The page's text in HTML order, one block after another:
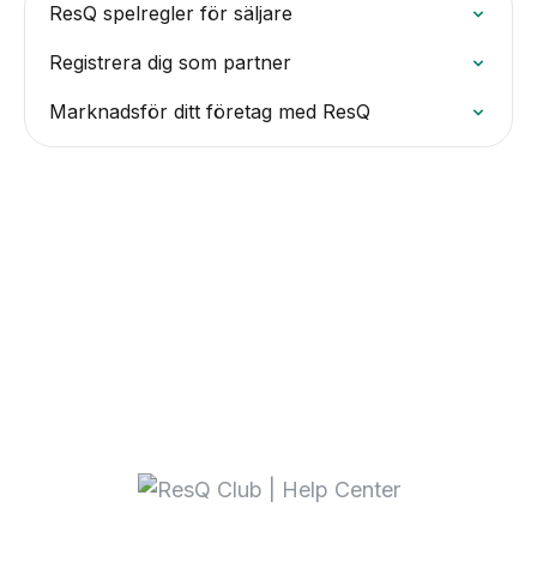
ResQ spelregler för säljare
Registrera dig som partner
Marknadsför ditt företag med ResQ